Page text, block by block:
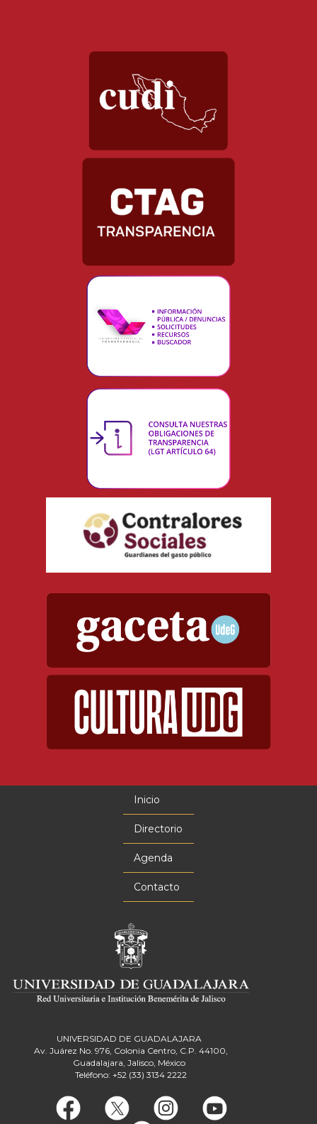
Inicio
Directorio
Agenda
Contacto
UNIVERSIDAD DE GUADALAJARA
Av. Juárez No. 976, Colonia Centro, C.P. 44100,
Guadalajara, Jalisco, México
Teléfono: +52 (33) 3134 2222